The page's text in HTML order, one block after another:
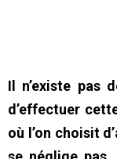
Il n’existe pas
d’effectuer
où l’on choisit